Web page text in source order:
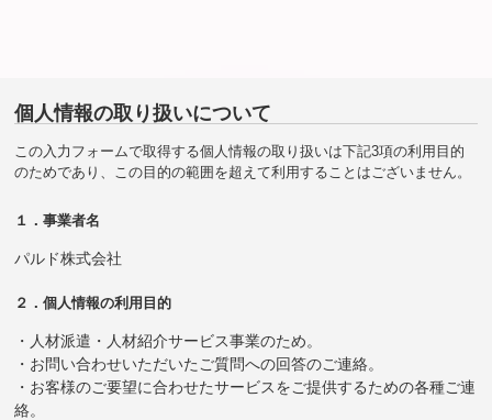
個人情報の取り扱いについて
この入力フォームで取得する個人情報の取り扱いは下記3項の利用目的
のためであり、この目的の範囲を超えて利用することはございません。
１．事業者名
パルド株式会社
２．個人情報の利用目的
・人材派遣・人材紹介サービス事業のため。
・お問い合わせいただいたご質問への回答のご連絡。
・お客様のご要望に合わせたサービスをご提供するための各種ご連
絡。